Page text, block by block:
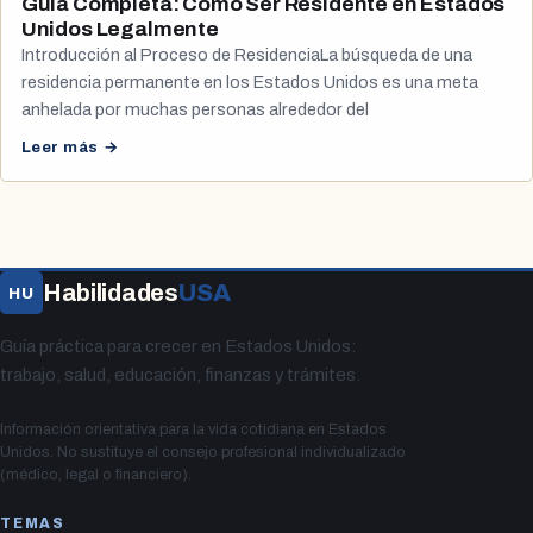
Unidos Legalmente
Introducción al Proceso de ResidenciaLa búsqueda de una
residencia permanente en los Estados Unidos es una meta
anhelada por muchas personas alrededor del
Leer más →
HU HabilidadesUSA
Guía práctica para crecer en Estados Unidos:
trabajo, salud, educación, finanzas y trámites.
Información orientativa para la vida cotidiana en Estados
Unidos. No sustituye el consejo profesional individualizado
(médico, legal o financiero).
TEMAS